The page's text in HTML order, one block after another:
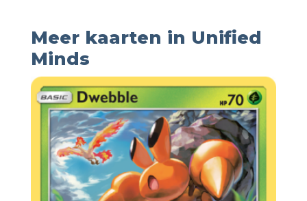
Meer kaarten in Unified
Minds